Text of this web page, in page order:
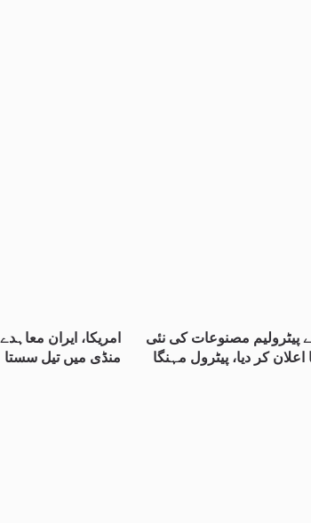
امریکا، ایران
منڈی میں تیل سستا
پیٹرولیم مصنوعات کی نئی
کر دیا، پیٹرول مہنگا